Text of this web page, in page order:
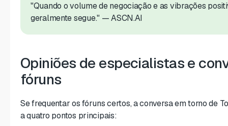
"Quando o volume de negociação e as vibrações
geralmente segue." — ASCN.AI
Opiniões de especialistas e
fóruns
Se frequentar os fóruns certos, a conversa em torno de
a quatro pontos principais: